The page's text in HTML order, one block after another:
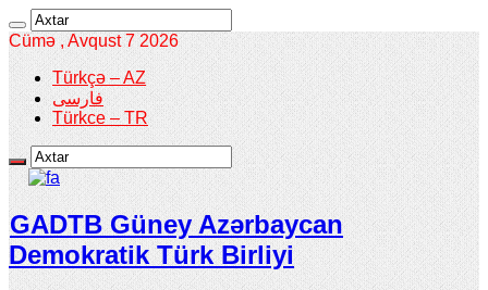
Cümə , Avqust 7 2026
Türkçə – AZ
فارسی
Türkce – TR
GADTB Güney Azərbaycan
Demokratik Türk Birliyi